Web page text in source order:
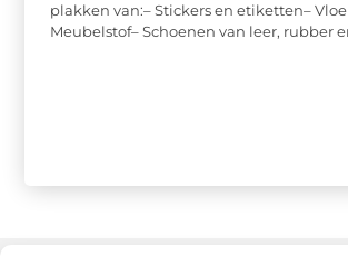
plakken van:– Stickers en etiketten–
Meubelstof– Schoenen van leer, rubber